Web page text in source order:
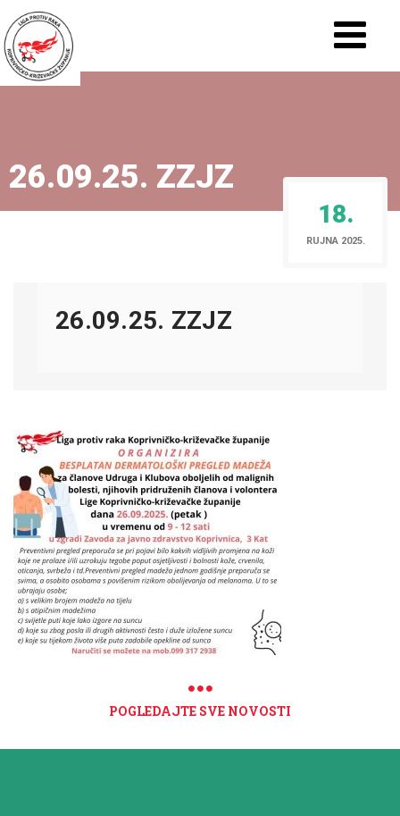
26.09.25. ZZJZ
18.
RUJNA 2025.
26.09.25. ZZJZ
POGLEDAJTE SVE NOVOSTI